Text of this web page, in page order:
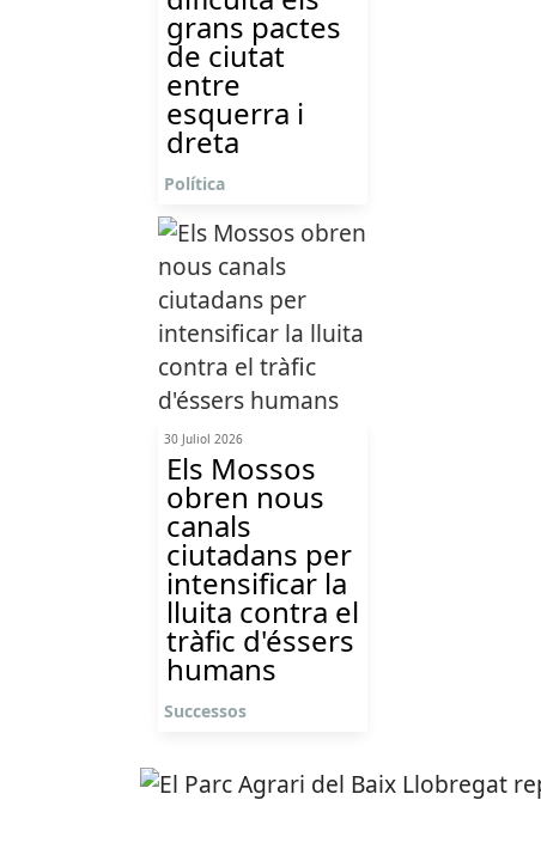
grans pactes
de ciutat
entre
esquerra i
dreta
Política
30 Juliol 2026
Els Mossos
obren nous
canals
ciutadans per
intensificar la
lluita contra el
tràfic d'éssers
humans
Successos